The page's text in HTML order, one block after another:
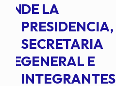
DE LA
PRESIDENCIA,
SECRETARIA
GENERAL E
INTEGRANTES